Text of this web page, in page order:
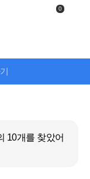
0
10개를 찾았어